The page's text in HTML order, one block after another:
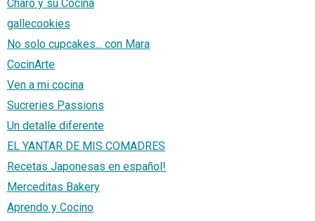
Charo y su Cocina
gallecookies
No solo cupcakes... con Mara
CocinArte
Ven a mi cocina
Sucreries Passions
Un detalle diferente
EL YANTAR DE MIS COMADRES
Recetas Japonesas en español!
Merceditas Bakery
Aprendo y Cocino